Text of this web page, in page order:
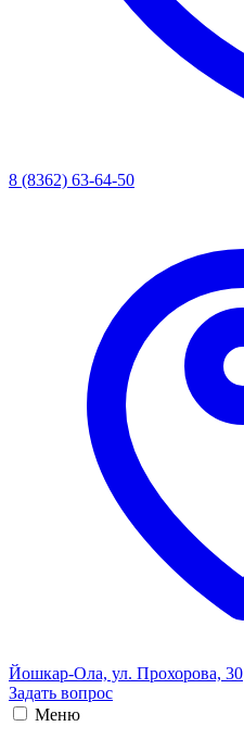
8 (8362) 63-64-50
Йошкар-Ола, ул. Прохорова, 30
Задать вопрос
Меню